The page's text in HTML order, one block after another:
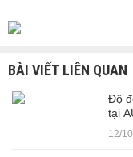
BÀI VIẾT LIÊN QUAN
Độ
tại
12/